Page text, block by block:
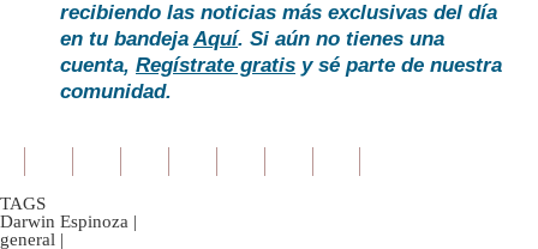
recibiendo las noticias más exclusivas del día
en tu bandejaAquí. Si aún no tienes una
cuenta, Regístrate gratis y sé parte de nuestra
comunidad.
TAGS
Darwin Espinoza |
general |